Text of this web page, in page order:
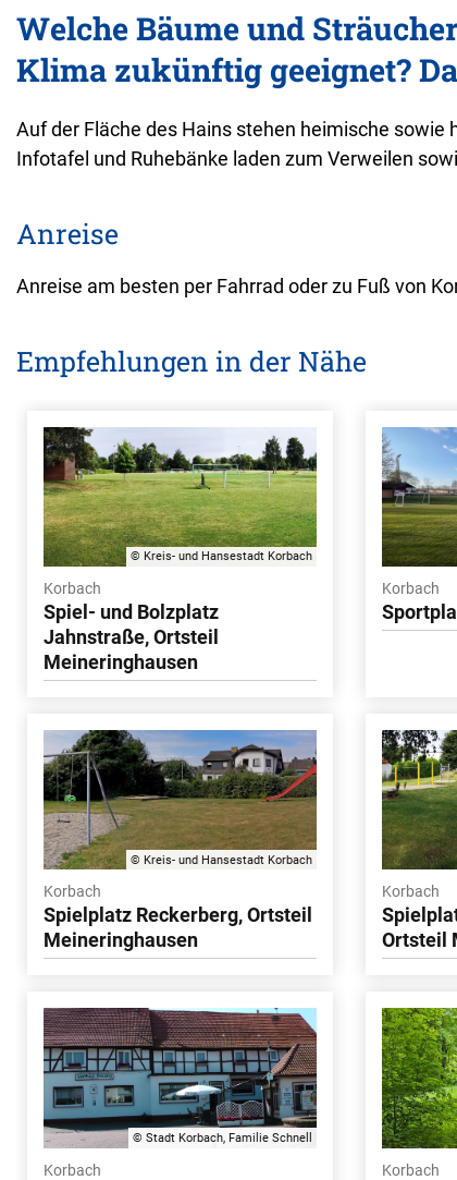
Welche Bäume und
Klima zukünftig geeignet?
Auf der Fläche des Hains stehen heimische
Infotafel und Ruhebänke laden zum Verweilen
Anreise
Anreise am besten per Fahrrad oder zu Fuß von
Empfehlungen in der Nähe
© Kreis- und Hansestadt Korbach
Korbach
Spiel- und Bolzplatz
Jahnstraße, Ortsteil
Meineringhausen
Korbach
© Kreis- und Hansestadt Korbach
Korbach
Spielplatz Reckerberg, Ortsteil
Meineringhausen
Korbach
Ortsteil
© Stadt Korbach, Familie Schnell
Korbach Korbach